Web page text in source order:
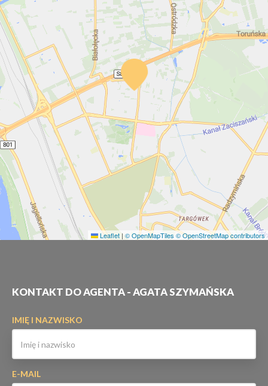
Leaflet | © OpenMapTiles © OpenStreetMap contributors
KONTAKT DO AGENTA - AGATA SZYMAŃSKA
IMIĘ I NAZWISKO
E-MAIL